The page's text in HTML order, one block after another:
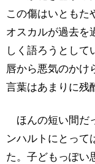
この傷はいともた
オスカルが過去を
しく語ろうとして
唇から悪気のかけ
言葉はあまりに残
ほんの短い間だ
ンハルトにとって
た。子どもっぽい